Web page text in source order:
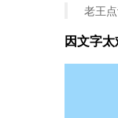
老王
因文字